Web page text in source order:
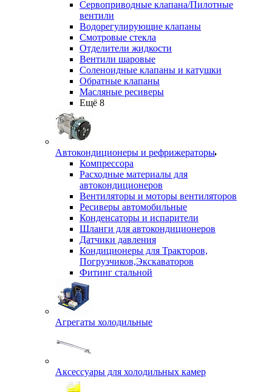
Сервоприводные клапана/Пилотные
вентили
Водорегулирующие клапаны
Смотровые стекла
Отделители жидкости
Вентили шаровые
Соленоидные клапаны и катушки
Обратные клапаны
Масляные ресиверы
Ещё 8
Автокондиционеры и рефрижераторы
Компрессора
Расходные материалы для
автокондиционеров
Вентиляторы и моторы вентиляторов
Ресиверы автомобильные
Конденсаторы и испарители
Шланги для автокондиционеров
Датчики давления
Кондиционеры для Тракторов,
Погрузчиков,Экскаваторов
Фитинг стальной
Агрегаты холодильные
Аксессуары для холодильных камер